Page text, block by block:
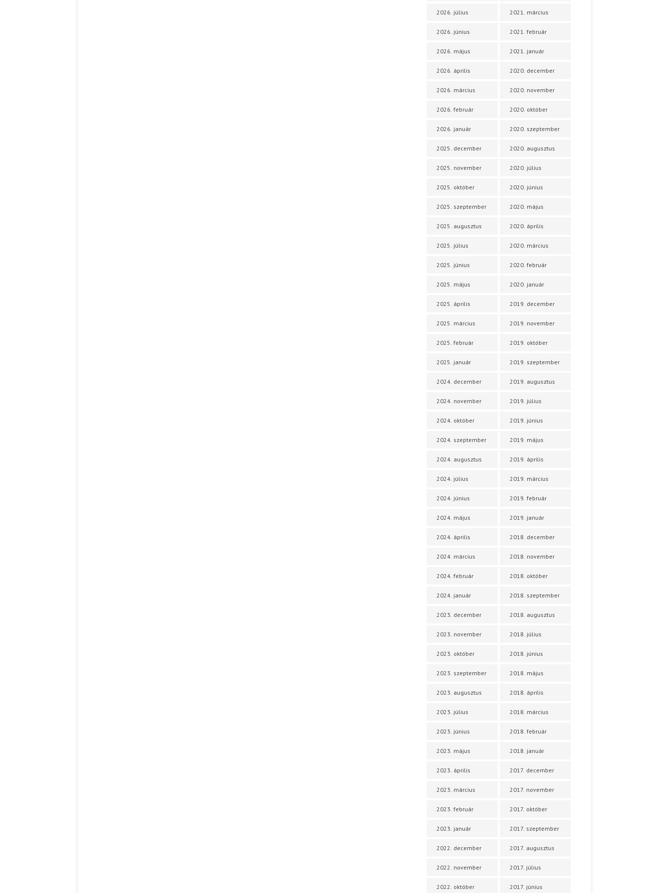
2026. július
2026. június
2026. május
2026. április
2026. március
2026. február
2026. január
2025. december
2025. november
2025. október
2025. szeptember
2025. augusztus
2025. július
2025. június
2025. május
2025. április
2025. március
2025. február
2025. január
2024. december
2024. november
2024. október
2024. szeptember
2024. augusztus
2024. július
2024. június
2024. május
2024. április
2024. március
2024. február
2024. január
2023. december
2023. november
2023. október
2023. szeptember
2023. augusztus
2023. július
2023. június
2023. május
2023. április
2023. március
2023. február
2023. január
2022. december
2022. november
2022. október
2021. március
2021. február
2021. január
2020. december
2020. november
2020. október
2020. szeptember
2020. augusztus
2020. július
2020. június
2020. május
2020. április
2020. március
2020. február
2020. január
2019. december
2019. november
2019. október
2019. szeptember
2019. augusztus
2019. július
2019. június
2019. május
2019. április
2019. március
2019. február
2019. január
2018. december
2018. november
2018. október
2018. szeptember
2018. augusztus
2018. július
2018. június
2018. május
2018. április
2018. március
2018. február
2018. január
2017. december
2017. november
2017. október
2017. szeptember
2017. augusztus
2017. július
2017. június